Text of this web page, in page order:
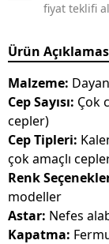
fiyat teklifi
Ürün
Malzeme:
Cep Sayısı: Çok
cepler)
Cep Tipleri:
çok amaçlı
Renk
modeller
Astar: Nefes
Kapatma: